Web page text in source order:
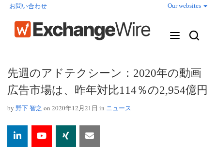
お問い合わせ Our websites
先週のアドテクシーン：2020年の動画
広告市場は、昨年対比114％の2,954億円
by 野下 智之 on 2020年12月21日 in ニュース